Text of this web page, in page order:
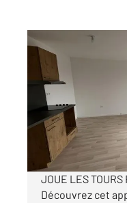
JOUE LES TOURS
62,16 m
Ref : 19532
Appartement
810 €
par mois charges
JOUE LES
Découvrez cet